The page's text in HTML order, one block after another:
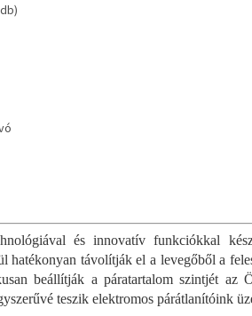
i
s
t
a
i
r
és innovatív funkciókkal
távolítják el a levegőből a
beállítják a páratartalom szintjét az
teszik elektromos párátlanítóink